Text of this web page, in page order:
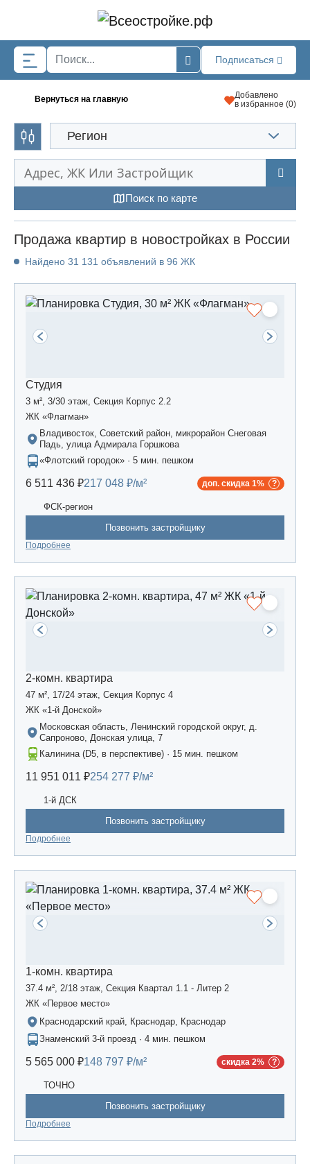
Подписаться
Вернуться на главную
Добавлено
в избранное (0)
Регион
Поиск по карте
Продажа квартир в новостройках в России
Найдено 31 131 объявлений в 96 ЖК
Студия
3 м², 3/30 этаж, Секция Корпус 2.2
ЖК «Флагман»
Владивосток, Советский район, микрорайон Снеговая
Падь, улица Адмирала Горшкова
«Флотский городок» · 5 мин. пешком
6 511 436 ₽217 048 ₽/м² доп. скидка 1%
ФСК-регион
Позвонить застройщику
Подробнее
2-комн. квартира
47 м², 17/24 этаж, Секция Корпус 4
ЖК «1-й Донской»
Московская область, Ленинский городской округ, д.
Сапроново, Донская улица, 7
Калинина (D5, в перспективе) · 15 мин. пешком
11 951 011 ₽254 277 ₽/м²
1-й ДСК
Позвонить застройщику
Подробнее
1-комн. квартира
37.4 м², 2/18 этаж, Секция Квартал 1.1 - Литер 2
ЖК «Первое место»
Краснодарский край, Краснодар, Краснодар
Знаменский 3-й проезд · 4 мин. пешком
5 565 000 ₽148 797 ₽/м² скидка 2%
ТОЧНО
Позвонить застройщику
Подробнее